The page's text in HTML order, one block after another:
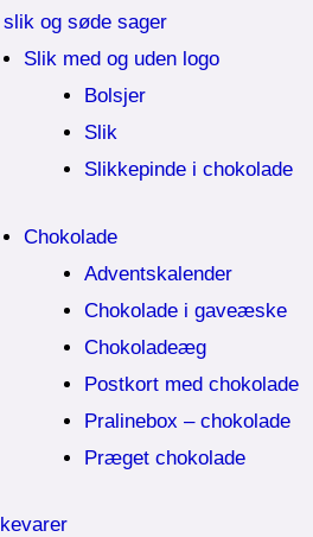
og søde sager
Slik med og uden logo
Bolsjer
Slik
Slikkepinde i chokolade
Chokolade
Adventskalender
Chokolade i gaveæske
Chokoladeæg
Postkort med chokolade
Pralinebox – chokolade
Præget chokolade